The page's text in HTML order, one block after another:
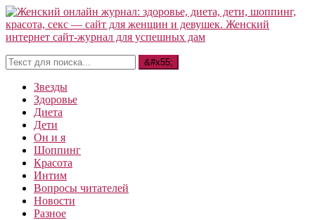
Звезды
Здоровье
Диета
Дети
Он и я
Шоппинг
Красота
Интим
Вопросы читателей
Новости
Разное